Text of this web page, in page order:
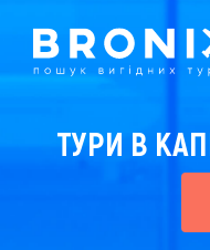
ТУРИ В